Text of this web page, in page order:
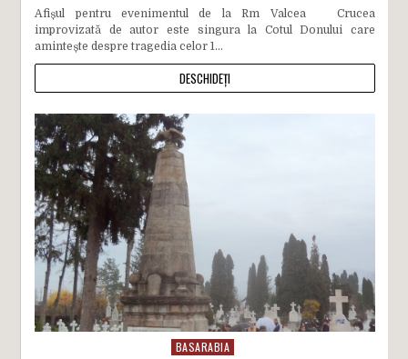
Afișul pentru evenimentul de la Rm Valcea Crucea
improvizată de autor este singura la Cotul Donului care
amintește despre tragedia celor 1...
DESCHIDEȚI
BASARABIA